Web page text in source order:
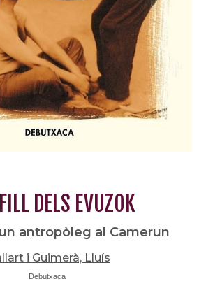
DELS EVUZOK
antropòleg al Camerun
i Guimerà, Lluís
Debutxaca